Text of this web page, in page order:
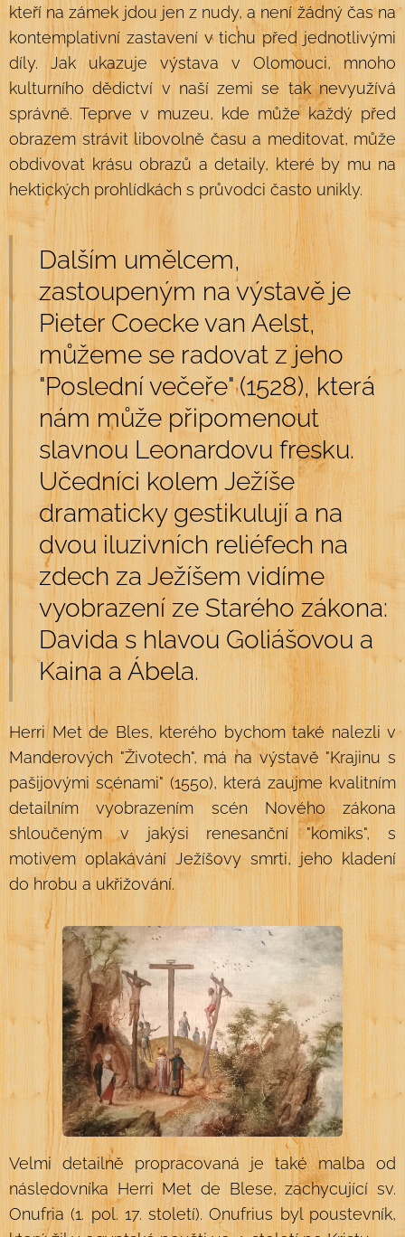
kteří na zámek jdou jen z nudy, a není žádný čas na
kontemplativní zastavení v tichu před jednotlivými
díly. Jak ukazuje výstava v Olomouci, mnoho
kulturního dědictví v naší zemi se tak nevyužívá
správně. Teprve v muzeu, kde může každý před
obrazem strávit libovolně času a meditovat, může
obdivovat krásu obrazů a detaily, které by mu na
hektických prohlídkách s průvodci často unikly.
Dalším umělcem,
zastoupeným na výstavě je
Pieter Coecke van Aelst,
můžeme se radovat z jeho
"Poslední večeře" (1528), která
nám může připomenout
slavnou Leonardovu fresku.
Učedníci kolem Ježíše
dramaticky gestikulují a na
dvou iluzivních reliéfech na
zdech za Ježíšem vidíme
vyobrazení ze Starého zákona:
Davida s hlavou Goliášovou a
Kaina a Ábela.
Herri Met de Bles, kterého bychom také nalezli v
Manderových "Životech", má na výstavě "Krajinu s
pašijovými scénami" (1550), která zaujme kvalitním
detailním vyobrazením scén Nového zákona
shloučeným v jakýsi renesanční "komiks", s
motivem oplakávání Ježíšovy smrti, jeho kladení
do hrobu a ukřižování.
Velmi detailně propracovaná je také malba od
následovníka Herri Met de Blese, zachycující sv.
Onufria (1. pol. 17. století). Onufrius byl poustevník,